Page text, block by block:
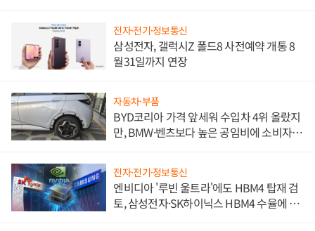
전자·전기·정보통신
삼성전자, 갤럭시Z 폴드8 사전예약 개통 8
월31일까지 연장
자동차·부품
BYD코리아 가격 앞세워 수입차 4위 올랐지
만, BMW·벤츠보다 높은 공임비에 소비자
전자·전기·정보통신
엔비디아 '루빈 울트라'에도 HBM4 탑재 검
토, 삼성전자·SK하이닉스 HBM4 수율에 주